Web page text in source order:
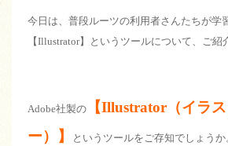
今日は、普段ルーツの利用者さんたちが学
【Illustrator】というツールについて、ご紹
Adobe社製の
【Illustrator（イラ
ー）】
というツールをご存知でしょうか